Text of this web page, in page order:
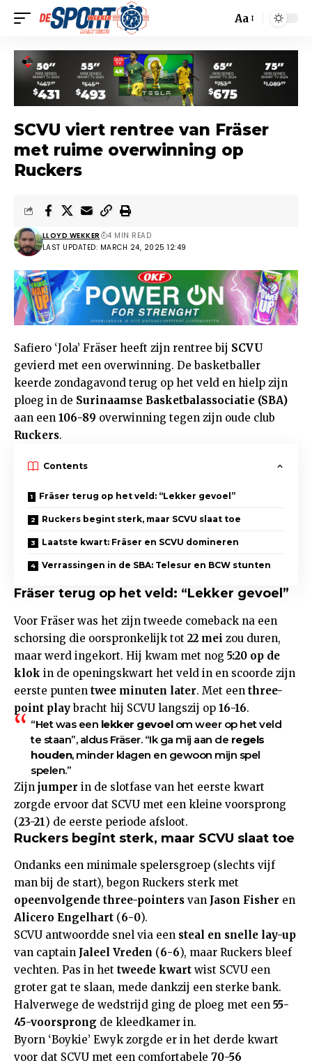
Aa
SCVU viert rentree van Fräser
met ruime overwinning op
Ruckers
LAST UPDATED: MARCH 24, 2025 12:49
LLOYD WEKKER 4 MIN READ
Safiero ‘Jola’ Fräser heeft zijn rentree bij SCVU
gevierd met een overwinning. De basketballer
keerde zondagavond terug op het veld en hielp zijn
ploeg in de Surinaamse Basketbalassociatie (SBA)
aan een 106-89 overwinning tegen zijn oude club
Ruckers.
Contents
Fräser terug op het veld: “Lekker gevoel”
Ruckers begint sterk, maar SCVU slaat toe
Laatste kwart: Fräser en SCVU domineren
Verrassingen in de SBA: Telesur en BCW stunten
Fräser terug op het veld: “Lekker gevoel”
Voor Fräser was het zijn tweede comeback na een
schorsing die oorspronkelijk tot 22 mei zou duren,
maar werd ingekort. Hij kwam met nog 5:20 op de
klok in de openingskwart het veld in en scoorde zijn
eerste punten twee minuten later. Met een three-
point playbracht hij SCVU langszij op 16-16.
“Het was een lekker gevoelom weer op het veld
te staan”, aldus Fräser. “Ik ga mij aan de regels
houden, minder klagen en gewoon mijn spel
spelen.”
Zijn jumper in de slotfase van het eerste kwart
zorgde ervoor dat SCVU met een kleine voorsprong
(23-21 ) de eerste periode afsloot.
Ruckers begint sterk, maar SCVU slaat toe
Ondanks een minimale spelersgroep (slechts vijf
man bij de start), begon Ruckers sterk met
opeenvolgende three-pointers van Jason Fisher en
Alicero Engelhart (6-0).
SCVU antwoordde snel via een steal en snelle lay-up
van captain Jaleel Vreden (6-6), maar Ruckers bleef
vechten. Pas in het tweede kwart wist SCVU een
groter gat te slaan, mede dankzij een sterke bank.
Halverwege de wedstrijd ging de ploeg met een 55-
45-voorsprong de kleedkamer in.
Byorn ‘Boykie’ Ewyk zorgde er in het derde kwart
voor dat SCVU met een comfortabele 70-56